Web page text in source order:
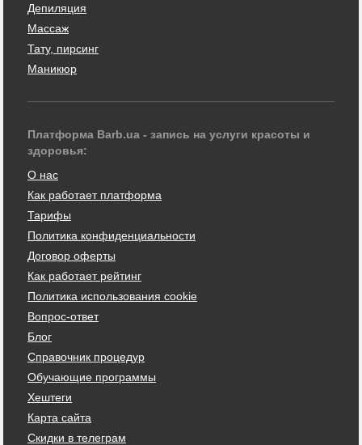
Депиляция
Массаж
Тату, пирсинг
Маникюр
Платформа Barb.ua - запись на услуги красоты и
здоровья:
О нас
Как работает платформа
Тарифы
Политика конфиденциальности
Договор оферты
Как работает рейтинг
Политика использования cookie
Вопрос-ответ
Блог
Справочник процедур
Обучающие программы
Хештеги
Карта сайта
Скидки в телеграм